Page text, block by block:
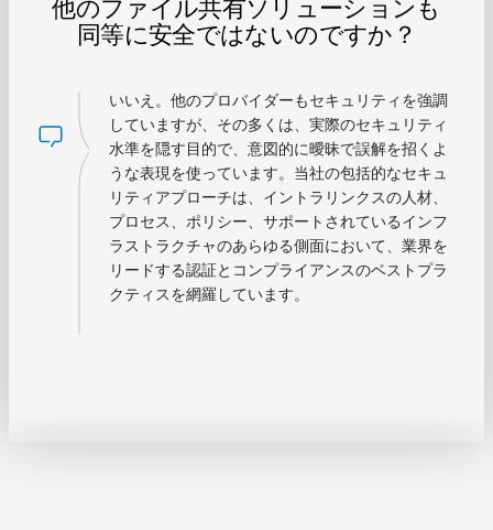
他のファイル共有ソリューションも
同等に安全ではないのですか？
いいえ。他のプロバイダーもセキュリティを強調
していますが、その多くは、実際のセキュリティ
水準を隠す目的で、意図的に曖昧で誤解を招くよ
うな表現を使っています。当社の包括的なセキュ
リティアプローチは、イントラリンクスの人材、
プロセス、ポリシー、サポートされているインフ
ラストラクチャのあらゆる側面において、業界を
リードする認証とコンプライアンスのベストプラ
クティスを網羅しています。